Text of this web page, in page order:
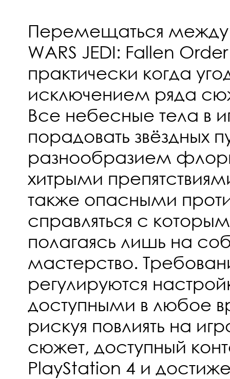
Перемещаться между
WARS JEDI: Fallen
практически когда
исключением ряда
Все небесные тела в
порадовать звёздных
разнообразием
хитрыми
также опасными
справляться с
полагаясь лишь на
мастерство.
регулируются
доступными в любое
рискуя повлиять на
сюжет, доступный
PlayStation 4 и